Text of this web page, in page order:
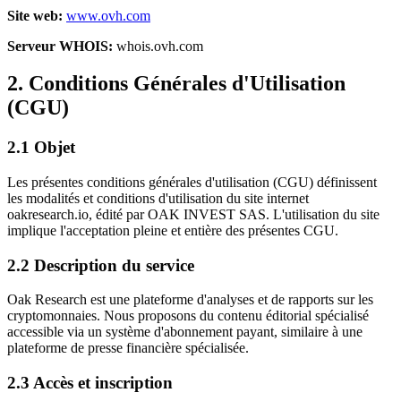
Site web: www.ovh.com
Serveur WHOIS: whois.ovh.com
2. Conditions Générales d'Utilisation
(CGU)
2.1 Objet
Les présentes conditions générales d'utilisation (CGU) définissent
les modalités et conditions d'utilisation du site internet
oakresearch.io, édité par OAK INVEST SAS. L'utilisation du site
implique l'acceptation pleine et entière des présentes CGU.
2.2 Description du service
Oak Research est une plateforme d'analyses et de rapports sur les
cryptomonnaies. Nous proposons du contenu éditorial spécialisé
accessible via un système d'abonnement payant, similaire à une
plateforme de presse financière spécialisée.
2.3 Accès et inscription